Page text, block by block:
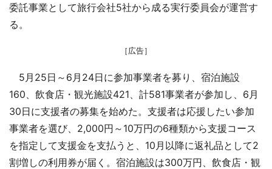
委託事業として旅行会社5社から成る実行委員会が運営す
る。
［広告］
5月25日～6月24日に参加事業者を募り、宿泊施設
160、飲食店・観光施設421、計581事業者が参加し、6月
30日に支援者の募集を始めた。支援者は応援したい参加
事業者を選び、2,000円～10万円の6種類から支援コース
を指定して支援金を支払うと、10月以降に返礼品として2
割増しの利用券が届く。宿泊施設は300万円、飲食店・観